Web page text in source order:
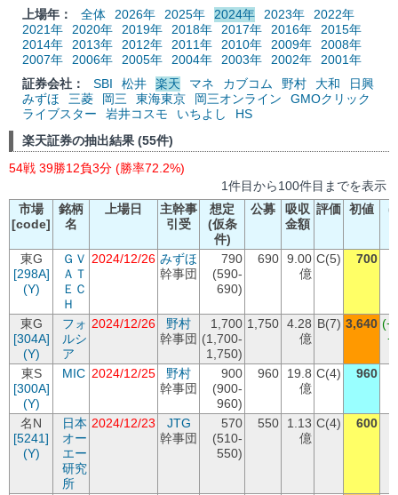
上場年：
全体 2026年 2025年 2024年 2023年
2022年
2021年
2020年 2019年 2018年 2017年 2016年
2015年
2014年
2013年 2012年 2011年 2010年 2009年
2008年
2007年
2006年 2005年 2004年 2003年 2002年
2001年
証券会社：
SBI 松井 楽天 マネ カブコム 野村 大和
日興
みずほ
三菱 岡三 東海東京 岡三オンライン
GMOクリック
ライブスター
岩井コスモ いちよし
HS
楽天証券の抽出結果 (55件)
54戦 39勝12負3分 (勝率72.2%)
1件目から100件目までを表示
市場
[code]
銘柄
名
上場日
主幹事
引受
想定
(仮条
件)
公募
吸収
金額
評価 初値 (
東G
[298A]
(Y)
ＧＶ
ＡＴ
ＥＣ
Ｈ
2024/12/26 みずほ
幹事団
790
(590-
690)
690 9.00
億
C(5) 700
東G
[304A]
(Y)
フォ
ルシ
ア
2024/12/26
野村
幹事団
1,700
(1,700-
1,750)
1,750 4.28
億
B(7) 3,640
東S
[300A]
(Y)
MIC 2024/12/25
野村
幹事団
900
(900-
960)
960
19.8
億
C(4) 960
名N
[5241]
(Y)
日本
オー
エー
研究
所
2024/12/23
JTG
幹事団
570
(510-
550)
550
1.13
億
C(4) 600